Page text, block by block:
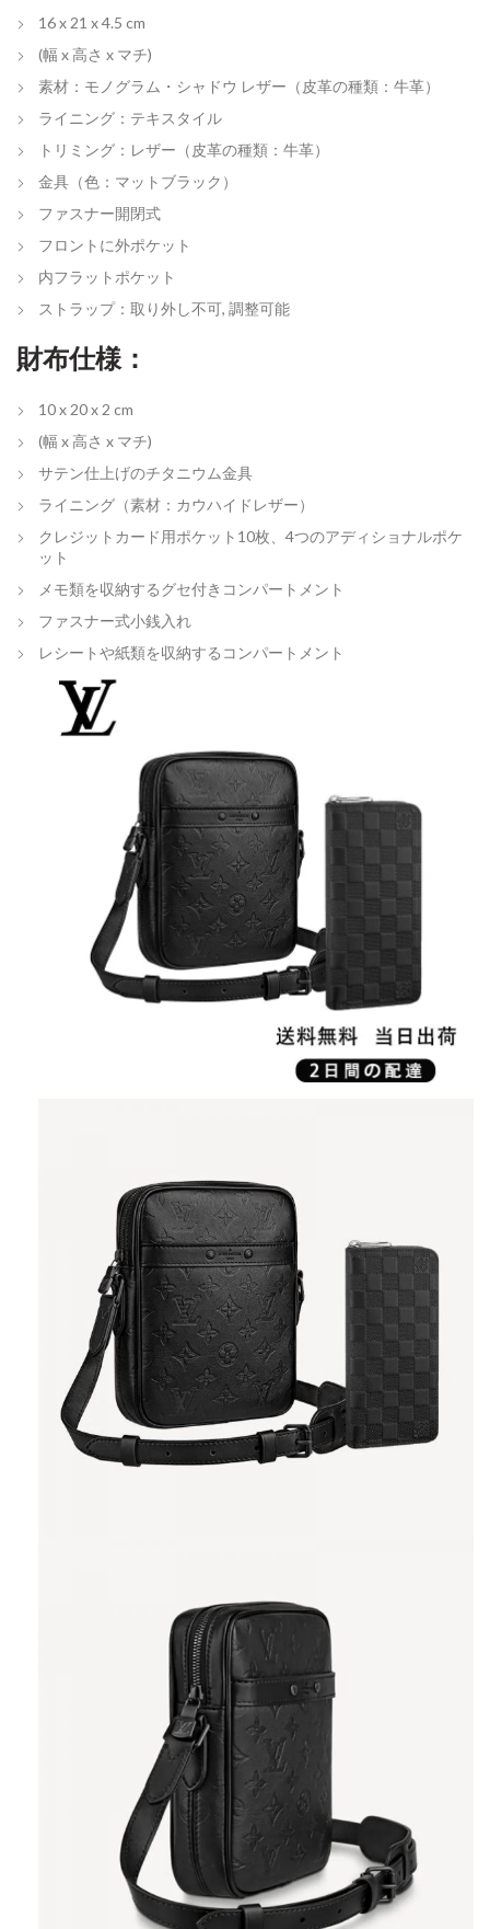
16 x 21 x 4.5 cm
(幅 x 高さ x マチ)
素材：モノグラム・シャドウ レザー（皮革の種類：牛革）
ライニング：テキスタイル
トリミング：レザー（皮革の種類：牛革）
金具（色：マットブラック）
ファスナー開閉式
フロントに外ポケット
内フラットポケット
ストラップ：取り外し不可, 調整可能
財布仕様：
10 x 20 x 2 cm
(幅 x 高さ x マチ)
サテン仕上げのチタニウム金具
ライニング（素材：カウハイドレザー）
クレジットカード用ポケット10枚、4つのアディショナルポケ
ット
メモ類を収納するグセ付きコンパートメント
ファスナー式小銭入れ
レシートや紙類を収納するコンパートメント